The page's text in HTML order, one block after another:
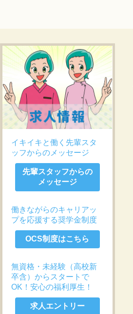
イキイキと働く先輩スタ
ッフからのメッセージ
先輩スタッフからの
メッセージ
働きながらのキャリアッ
プを応援する奨学金制度
OCS制度はこちら
無資格・未経験（高校新
卒含）からスタートで
OK！安心の福利厚生！
求人エントリー